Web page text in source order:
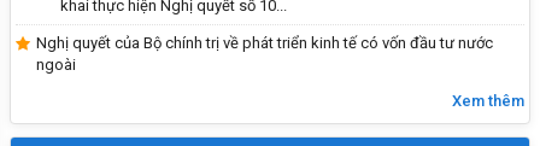
khai thực hiện Nghị quyết số 10...
Nghị quyết của Bộ chính trị về phát triển kinh tế có vốn đầu tư nước
ngoài
Xem thêm